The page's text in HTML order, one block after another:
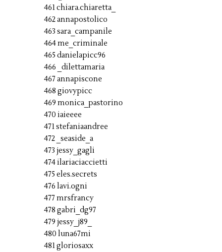
461 chiara.chiaretta_
462 annapostolico
463 sara_campanile
464 me_criminale
465 danielapicc96
466 _dilettamaria
467 annapiscone
468 giovypicc
469 monica_pastorino
470 iaieeee
471 stefaniaandree
472 _seaside_a
473 jessy_gagli
474 ilariaciaccietti
475 eles.secrets
476 lavi.ogni
477 mrsfrancy
478 gabri_dg97
479 jessy_j89_
480 luna67mi
481 gloriosaxx